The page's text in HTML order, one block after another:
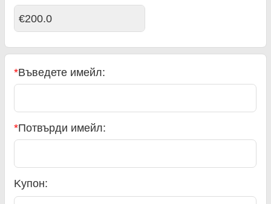
€200.0
*Въведете имейл:
*Потвърди имейл:
Kупон: